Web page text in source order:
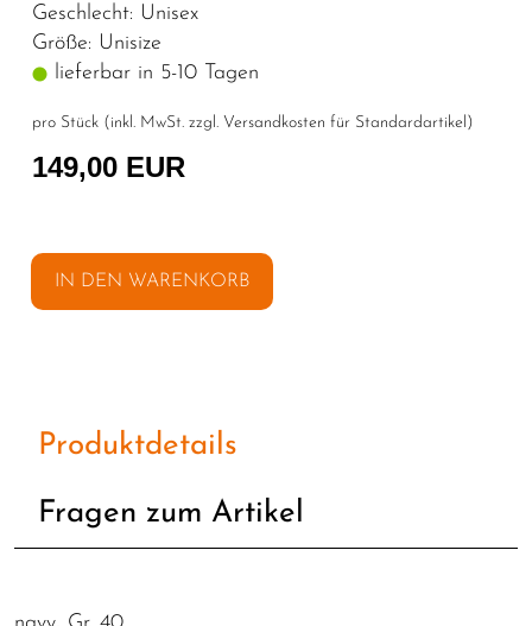
Geschlecht: Unisex
Größe: Unisize
lieferbar in 5-10 Tagen
pro Stück (inkl. MwSt. zzgl. Versandkosten für Standardartikel )
149,00 EUR
IN DEN WARENKORB
Produktdetails
Fragen zum Artikel